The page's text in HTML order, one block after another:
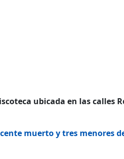
ubicada en las calles
muerto y tres menores